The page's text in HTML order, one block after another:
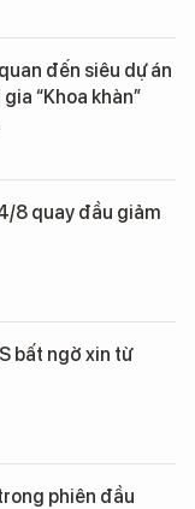
đến siêu dự án
“Khoa khàn”
8 quay đầu giảm
bất ngờ xin từ
phiên đầu